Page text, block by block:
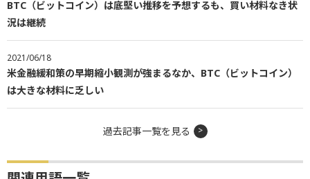
BTC（ビットコイン）は底堅い推移を予想するも、買い材料なき状
況は継続
2021/06/18
米金融緩和策の早期縮小観測が強まるなか、BTC（ビットコイン）
は大きな材料に乏しい
過去記事一覧を見る